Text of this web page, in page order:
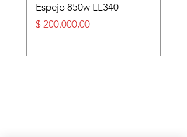
Espejo 850w LL340
Precio
$ 200.000,00